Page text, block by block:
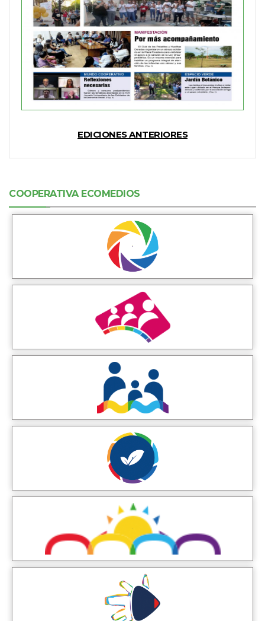
EDICIONES ANTERIORES
COOPERATIVA ECOMEDIOS